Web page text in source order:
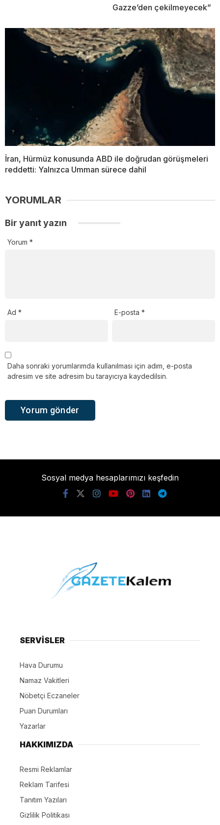
Gazze’den çekilmeyecek”
İran, Hürmüz konusunda ABD ile doğrudan görüşmeleri
reddetti: Yalnızca Umman sürece dahil
YORUMLAR
Bir yanıt yazın
Yorum *
Ad * E-posta*
Daha sonraki yorumlarımda kullanılması için adım, e-posta
adresim ve site adresim bu tarayıcıya kaydedilsin.
Sosyal medya hesaplarımızı keşfedin
SERVİSLER
Hava Durumu
Namaz Vakitleri
Nöbetçi Eczaneler
Puan Durumları
Yazarlar
HAKKIMIZDA
Resmi Reklamlar
Reklam Tarifesi
Tanıtım Yazıları
Gizlilik Politikası